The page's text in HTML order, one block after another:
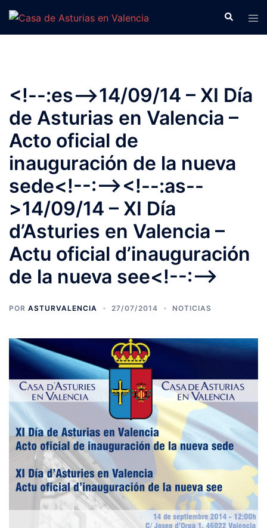
Saltar
contenido
Buscar
<!--:es-->14/09/14 – XI Día
de Asturias en Valencia –
Acto oficial de
inauguración de la nueva
sede<!--:--><!--:as--
>14/09/14 – XI Día
d’Asturies en Valencia –
Actu oficial d’inauguración
de la nueva see<!--:-->
POR ASTURVALENCIA 27/07/2014 NOTICIAS